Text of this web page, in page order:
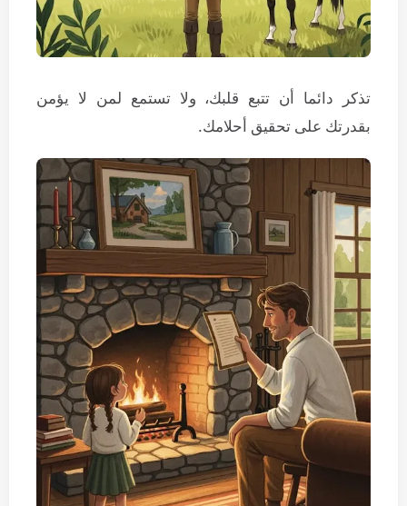
تذكر دائما أن تتبع قلبك، ولا تستمع لمن لا يؤمن
بقدرتك على تحقيق أحلامك.